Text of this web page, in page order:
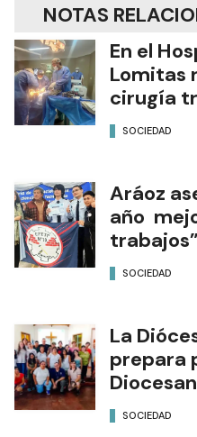
NOTAS
En el
Lomitas
cirugía
SOCIEDAD
Aráoz
año
SOCIEDAD
La
prepara
SOCIEDAD